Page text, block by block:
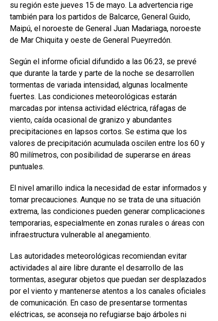
su región este jueves 15 de mayo. La advertencia rige
también para los partidos de Balcarce, General Guido,
Maipú, el noroeste de General Juan Madariaga, noroeste
de Mar Chiquita y oeste de General Pueyrredón.
Según el informe oficial difundido a las 06:23, se prevé
que durante la tarde y parte de la noche se desarrollen
tormentas de variada intensidad, algunas localmente
fuertes. Las condiciones meteorológicas estarán
marcadas por intensa actividad eléctrica, ráfagas de
viento, caída ocasional de granizo y abundantes
precipitaciones en lapsos cortos. Se estima que los
valores de precipitación acumulada oscilen entre los 60 y
80 milímetros, con posibilidad de superarse en áreas
puntuales.
El nivel amarillo indica la necesidad de estar informados y
tomar precauciones. Aunque no se trata de una situación
extrema, las condiciones pueden generar complicaciones
temporarias, especialmente en zonas rurales o áreas con
infraestructura vulnerable al anegamiento.
Las autoridades meteorológicas recomiendan evitar
actividades al aire libre durante el desarrollo de las
tormentas, asegurar objetos que puedan ser desplazados
por el viento y mantenerse atentos a los canales oficiales
de comunicación. En caso de presentarse tormentas
eléctricas, se aconseja no refugiarse bajo árboles ni